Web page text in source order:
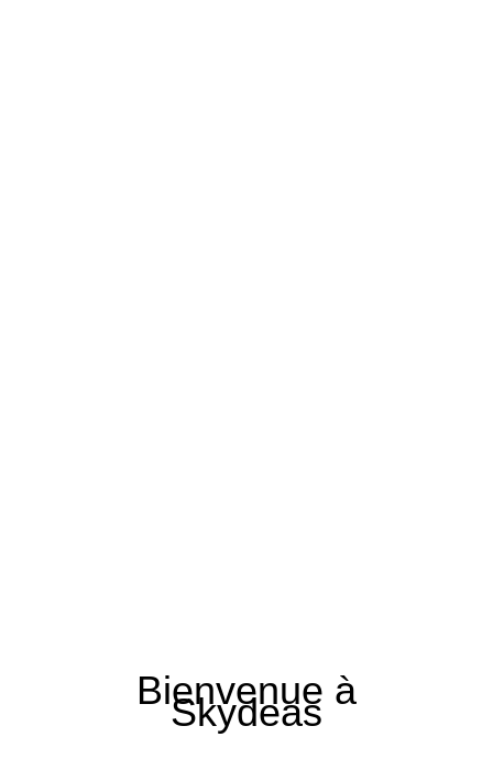
Bienvenue à
Skydeas